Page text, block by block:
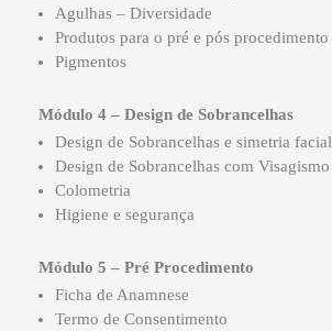
Agulhas – Diversidade
Produtos para o pré e pós procedimento
Pigmentos
Módulo 4 – Design de Sobrancelhas
Design de Sobrancelhas e simetria facial
Design de Sobrancelhas com Visagismo
Colometria
Higiene e segurança
Módulo 5 – Pré Procedimento
Ficha de Anamnese
Termo de Consentimento